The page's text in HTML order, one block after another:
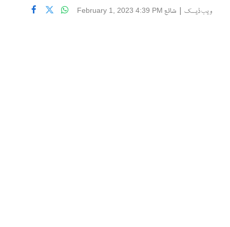
ویب ڈیسک | شائع February 1, 2023 4:39 PM